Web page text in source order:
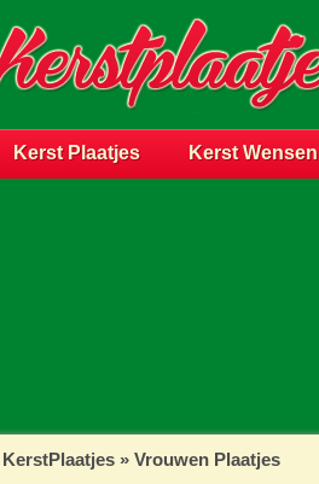
Kerst Plaatjes Kerst Wensen
KerstPlaatjes » Vrouwen Plaatjes